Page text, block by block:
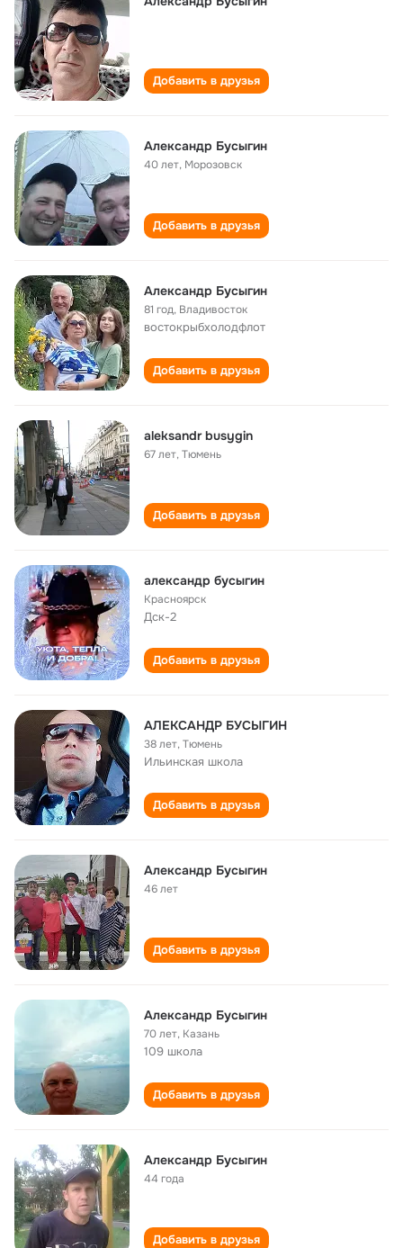
Добавить в друзья
Александр Бусыгин
40 лет, Морозовск
Добавить в друзья
Александр Бусыгин
81 год, Владивосток
востокрыбхолодфлот
Добавить в друзья
aleksandr busygin
67 лет,Тюмень
Добавить в друзья
александр бусыгин
Красноярск
Дск-2
Добавить в друзья
АЛЕКСАНДР БУСЫГИН
38 лет,Тюмень
Ильинская школа
Добавить в друзья
Александр Бусыгин
46 лет
Добавить в друзья
Александр Бусыгин
70 лет, Казань
109 школа
Добавить в друзья
Александр Бусыгин
44 года
Добавить в друзья